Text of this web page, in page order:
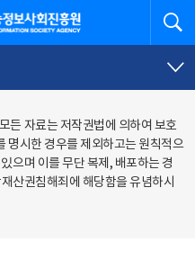
흥원
든 자료는 저작권법에 의하여 보호
명시한 경우를 제외하고는 원칙적으
으며 이를 무단 복제, 배포하는 경
산권침해죄에 해당함을 유념하시